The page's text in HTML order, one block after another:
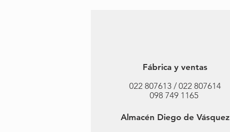
Fábrica y ventas
022 807613 / 022 807614
098 749 1165
Almacén Diego de Vásquez